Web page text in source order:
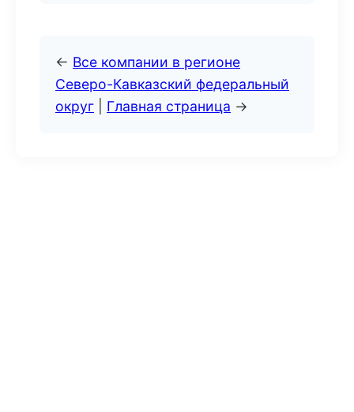
← Все компании в регионе
Северо-Кавказский федеральный
округ
Главная страница →